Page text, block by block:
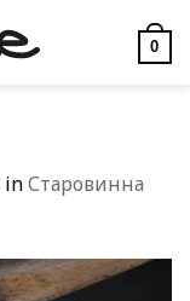
0
inСтаровинна